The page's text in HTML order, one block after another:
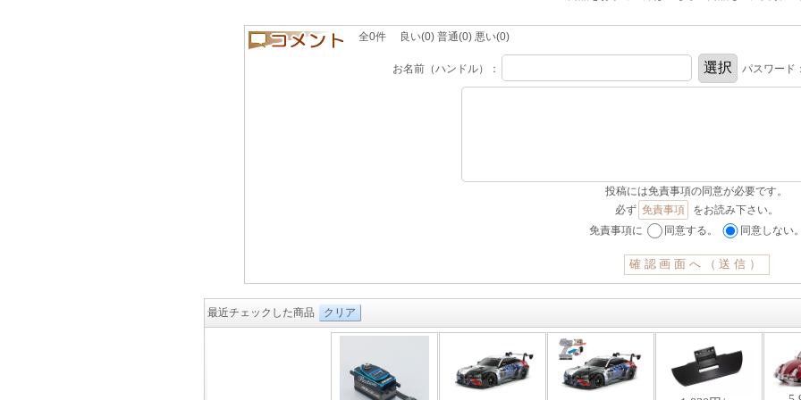
全0件 良い(0) 普通(0) 悪い(0)
お名前（ハンドル）： パスワード
投稿には免責事項の同意が必要です。
必ず 免責事項
をお読み下さい。
免責事項に
同意する。 同意しない
最近チェックした商品 クリア